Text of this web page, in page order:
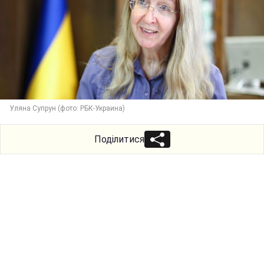
Уляна Супрун (фото: РБК-Украина)
Поділитися